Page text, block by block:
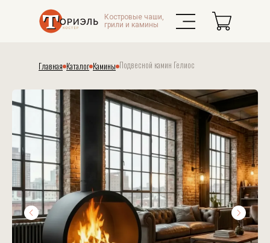
Костровые чаши,
грили и камины
Главная Каталог Камины Подвесной камин Гелиос